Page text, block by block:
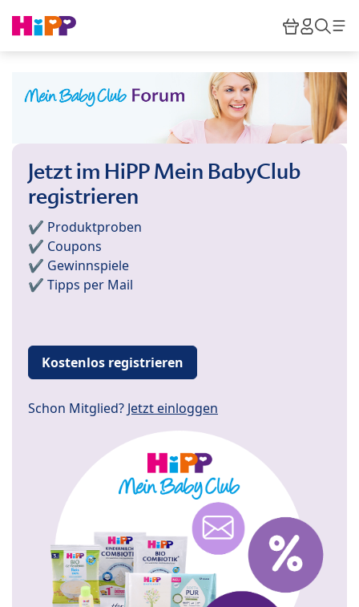
HiPP
Jetzt im HiPP Mein BabyClub
registrieren
✔️ Produktproben
✔️ Coupons
✔️ Gewinnspiele
✔️ Tipps per Mail
Kostenlos registrieren
Schon Mitglied? Jetzt einloggen